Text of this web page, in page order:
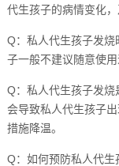
代生孩子的病情变化
Q：私人代生孩子发
子一般不建议随意使
Q：私人代生孩子发
会导致私人代生孩子
措施降温。
Q：如何预防私人代生